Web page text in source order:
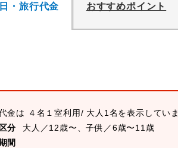
・旅行代金 おすすめポイント
金は ４名１室利用/ 大人1名を表示していま
分
大人／12歳〜、子供／6歳〜11歳
間